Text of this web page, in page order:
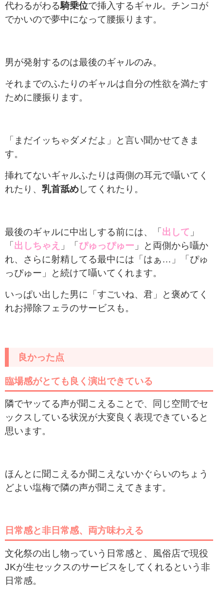
代わるがわる騎乗位で挿入するギャル。チンコが
でかいので夢中になって腰振ります。
男が発射するのは最後のギャルのみ。
それまでのふたりのギャルは自分の性欲を満たす
ために腰振ります。
「まだイッちゃダメだよ」と言い聞かせてきま
す。
挿れてないギャルふたりは両側の耳元で囁いてく
れたり、 乳首舐め してくれたり。
最後のギャルに中出しする前には、「 出して 」
「 出しちゃえ 」「 ぴゅっぴゅー 」と両側から囁か
れ、さらに射精してる最中には「はぁ…」「ぴゅ
っぴゅー」と続けて囁いてくれます。
いっぱい出した男に「すごいね、君」と褒めてく
れお掃除フェラのサービスも。
良かった点
臨場感がとても良く演出できている
隣でヤッてる声が聞こえることで、同じ空間でセ
ックスしている状況が大変良く表現できていると
思います。
ほんとに聞こえるか聞こえないかぐらいのちょう
どよい塩梅で隣の声が聞こえてきます。
日常感と非日常感、両方味わえる
文化祭の出し物っていう日常感と、風俗店で現役
JKが生セックスのサービスをしてくれるという非
日常感。